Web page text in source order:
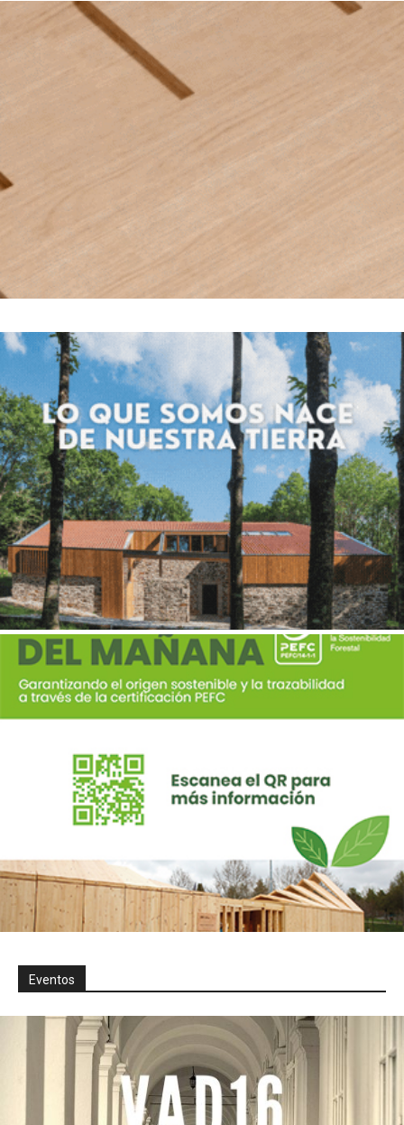
Eventos